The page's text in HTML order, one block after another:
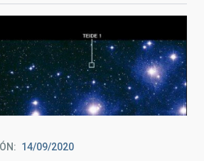
las Pléyades con la enana marrón
Teide 1
14/09/2020